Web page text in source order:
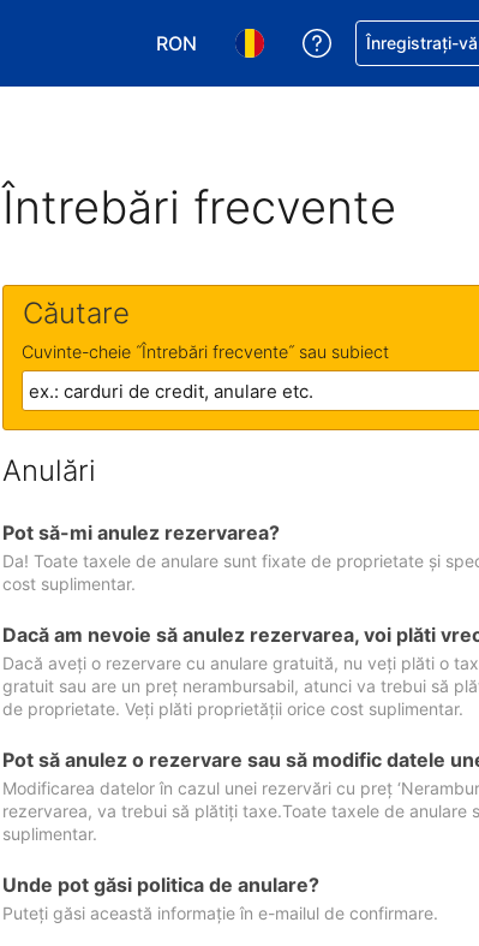
RON
Alegeţi moneda. Moneda actuală
Alegeți limba. Limba
Primiți
Înregistrați-
Întrebări frecvente
Căutare
Cuvinte-cheie ˝Întrebări frecvente˝ sau subiect
Anulări
Pot să-mi anulez rezervarea?
Da! Toate taxele de anulare sunt fixate de proprietate și
cost suplimentar.
Dacă am nevoie să anulez rezervarea, voi plăti
Dacă aveți o rezervare cu anulare gratuită, nu veți plăti o
gratuit sau are un preț nerambursabil, atunci va trebui să
de proprietate. Veți plăti proprietății orice cost suplimentar.
Pot să anulez o rezervare sau să modific datele
Modificarea datelor în cazul unei rezervări cu preț
rezervarea, va trebui să plătiți taxe.Toate taxele de
suplimentar.
Unde pot găsi politica de anulare?
Puteți găsi această informație în e-mailul de confirmare.